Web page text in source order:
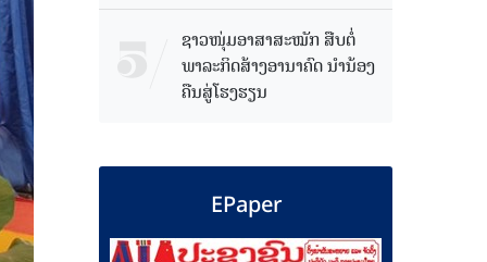
ຊາວໜຸ່ມອາສາສະໝັກ ສືບຕໍ່
ພາລະກິດສ້າງອານາຄົດ ນໍານ້ອງ
ຄືນສູ່ໂຮງຮຽນ
EPaper